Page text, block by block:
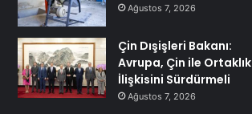
Ağustos 7, 2026
Çin Dışişleri Bakanı:
Avrupa, Çin ile Ortaklık
İlişkisini Sürdürmeli
Ağustos 7, 2026